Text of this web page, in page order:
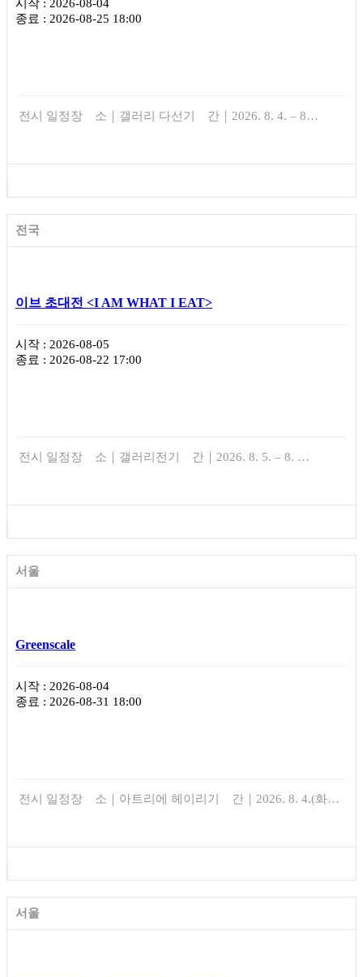
시작 : 2026-08-04
종료 : 2026-08-25 18:00
전시 일정장 소｜갤러리 다선기 간｜2026. 8. 4. – 8…
전국
이브 초대전 <I AM WHAT I EAT>
시작 : 2026-08-05
종료 : 2026-08-22 17:00
전시 일정장 소｜갤러리전기 간｜2026. 8. 5. – 8. …
서울
Greenscale
시작 : 2026-08-04
종료 : 2026-08-31 18:00
전시 일정장 소｜아트리에 헤이리기 간｜2026. 8. 4.(화…
서울